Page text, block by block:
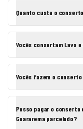
Quanto custa o
Vocês consertam Lava e
Vocês fazem o conserto
Posso pagar o conserto
Guararema parcelado?